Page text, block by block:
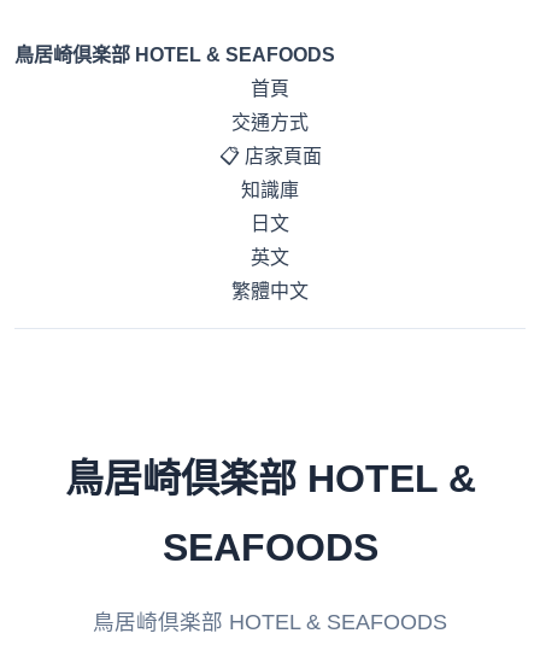
鳥居崎倶楽部 HOTEL & SEAFOODS
首頁
交通方式
📋 店家頁面
知識庫
日文
英文
繁體中文
鳥居崎倶楽部 HOTEL &
SEAFOODS
鳥居崎倶楽部 HOTEL & SEAFOODS